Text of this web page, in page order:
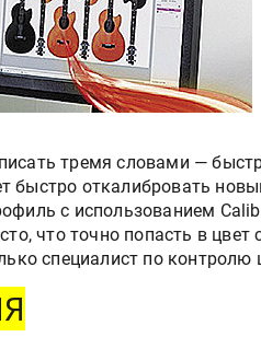
тремя словами —
быстро откалибровать
с использованием
что точно попасть в
специалист по контролю